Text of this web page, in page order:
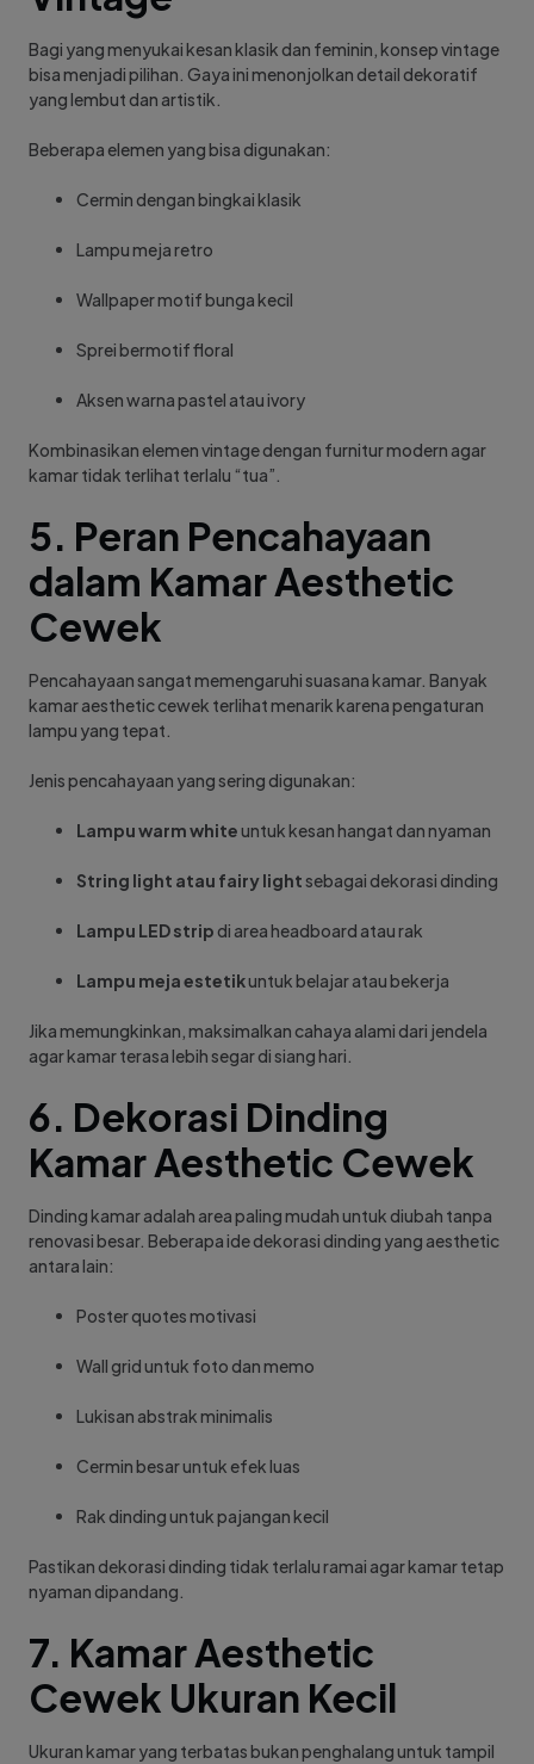
Bagi yang menyukai kesan klasik dan feminin, konsep vintage
bisa menjadi pilihan. Gaya ini menonjolkan detail dekoratif
yang lembut dan artistik.
Beberapa elemen yang bisa digunakan:
Cermin dengan bingkai klasik
Lampu meja retro
Wallpaper motif bunga kecil
Sprei bermotif floral
Aksen warna pastel atau ivory
Kombinasikan elemen vintage dengan furnitur modern agar
kamar tidak terlihat terlalu “tua”.
5. Peran Pencahayaan
dalam Kamar Aesthetic
Cewek
Pencahayaan sangat memengaruhi suasana kamar. Banyak
kamar aesthetic cewek terlihat menarik karena pengaturan
lampu yang tepat.
Jenis pencahayaan yang sering digunakan:
Lampu warm whiteuntuk kesan hangat dan nyaman
String light atau fairy lightsebagai dekorasi dinding
Lampu LED strip di area headboard atau rak
Lampu meja estetikuntuk belajar atau bekerja
Jika memungkinkan, maksimalkan cahaya alami dari jendela
agar kamar terasa lebih segar di siang hari.
6. Dekorasi Dinding
Kamar Aesthetic Cewek
Dinding kamar adalah area paling mudah untuk diubah tanpa
renovasi besar. Beberapa ide dekorasi dinding yang aesthetic
antara lain:
Poster quotes motivasi
Wall grid untuk foto dan memo
Lukisan abstrak minimalis
Cermin besar untuk efek luas
Rak dinding untuk pajangan kecil
Pastikan dekorasi dinding tidak terlalu ramai agar kamar tetap
nyaman dipandang.
7. Kamar Aesthetic
Cewek Ukuran Kecil
Ukuran kamar yang terbatas bukan penghalang untuk tampil